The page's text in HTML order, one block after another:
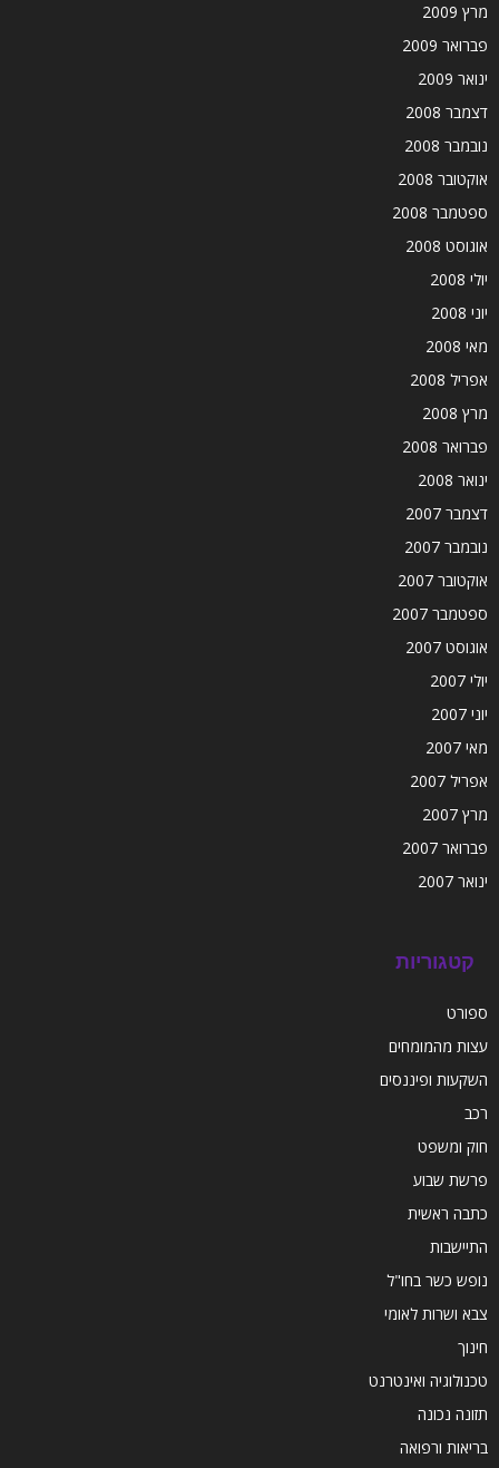
מרץ 2009
פברואר 2009
ינואר 2009
דצמבר 2008
נובמבר 2008
אוקטובר 2008
ספטמבר 2008
אוגוסט 2008
יולי 2008
יוני 2008
מאי 2008
אפריל 2008
מרץ 2008
פברואר 2008
ינואר 2008
דצמבר 2007
נובמבר 2007
אוקטובר 2007
ספטמבר 2007
אוגוסט 2007
יולי 2007
יוני 2007
מאי 2007
אפריל 2007
מרץ 2007
פברואר 2007
ינואר 2007
קטגוריות
ספורט
עצות מהמומחים
השקעות ופיננסים
רכב
חוק ומשפט
פרשת שבוע
כתבה ראשית
התיישבות
נופש כשר בחו"ל
צבא ושרות לאומי
חינוך
טכנולוגיה ואינטרנט
תזונה נכונה
בריאות ורפואה